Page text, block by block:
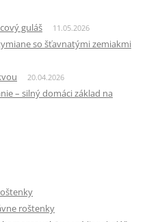
guláš 11.05.2026
so šťavnatými zemiakmi
20.04.2026
– silný domáci základ na
roštenky